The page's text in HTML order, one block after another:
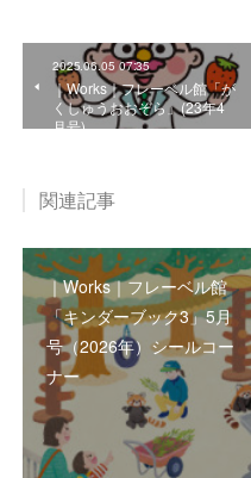
2025.06.05 07:35
｜Works｜フレーベル館「が
くしゅうおおぞら」(23年4
月号)
関連記事
｜Works｜フレーベル館
「キンダーブック3」5月
号（2026年）シールコー
ナー